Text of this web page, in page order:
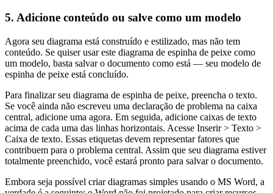
5. Adicione conteúdo ou salve como um modelo
Agora seu diagrama está construído e estilizado, mas não tem
conteúdo. Se quiser usar este diagrama de espinha de peixe como
um modelo, basta salvar o documento como está — seu modelo de
espinha de peixe está concluído.
Para finalizar seu diagrama de espinha de peixe, preencha o texto.
Se você ainda não escreveu uma declaração de problema na caixa
central, adicione uma agora. Em seguida, adicione caixas de texto
acima de cada uma das linhas horizontais. Acesse Inserir > Texto >
Caixa de texto. Essas etiquetas devem representar fatores que
contribuem para o problema central. Assim que seu diagrama estiver
totalmente preenchido, você estará pronto para salvar o documento.
Embora seja possível criar diagramas simples usando o MS Word, a